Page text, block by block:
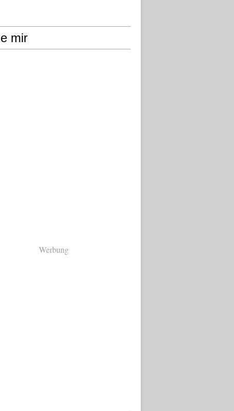
mir
Werbung